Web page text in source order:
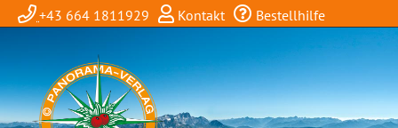
+43 664 1811929 Kontakt Bestellhilfe